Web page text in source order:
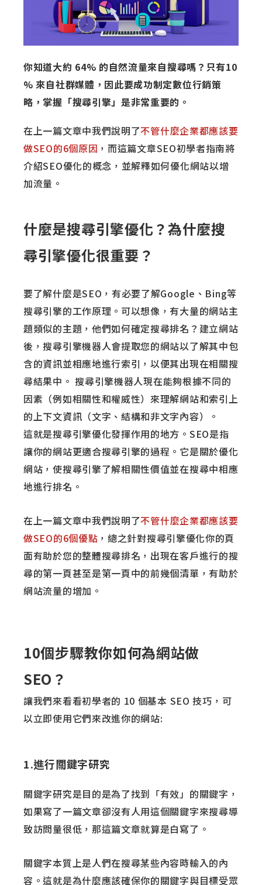
你知道大約 64% 的自然流量來自搜尋嗎？只有10
% 來自社群媒體，因此要成功制定數位行銷策
略，掌握「搜尋引擎」是非常重要的。
在上一篇文章中我們說明了不管什麼企業都應該要
做SEO的6個原因 ，而這篇文章SEO初學者指南將
介紹SEO優化的概念，並解釋如何優化網站以增
加流量。
什麼是搜尋引擎優化？為什麼搜
尋引擎優化很重要？
要了解什麼是SEO，有必要了解Google、Bing等
搜尋引擎的工作原理。可以想像，有大量的網站主
題類似的主題，他們如何確定搜尋排名？ 建立網站
後，搜尋引擎機器人會提取您的網站以了解其中包
含的資訊並相應地進行索引，以便其出現在相關搜
尋結果中。搜尋引擎機器人現在能夠根據不同的
因素（例如相關性和權威性）來理解網站和索引上
的上下文資訊（文字、結構和非文字內容）。
這就是搜尋引擎優化發揮作用的地方。SEO是指
讓你的網站更適合搜尋引擎的過程。它是關於優化
網站，使搜尋引擎了解相關性價值並在搜尋中相應
地進行排名。
在上一篇文章中我們說明了不管什麼企業都應該要
做SEO的6個優點 ，總之針對搜尋引擎優化你的頁
面有助於您的整體搜尋排名，出現在客戶進行的搜
尋的第一頁甚至是第一頁中的前幾個清單，有助於
網站流量的增加。
10個步驟教你如何為網站做
SEO？
讓我們來看看初學者的 10 個基本 SEO 技巧，可
以立即使用它們來改進你的網站:
1.進行關鍵字研究
關鍵字研究是目的是為了找到「有效」的關鍵字，
如果寫了一篇文章卻沒有人用這個關鍵字來搜尋導
致訪問量很低，那這篇文章就算是白寫了。
關鍵字本質上是人們在搜尋某些內容時輸入的內
容。這就是為什麼應該確保你的關鍵字與目標受眾